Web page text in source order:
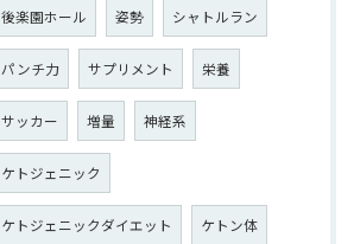
後楽園ホール 姿勢 シャトルラン
パンチ力 サプリメント 栄養
サッカー 増量 神経系
ケトジェニック
ケトジェニックダイエット ケトン体